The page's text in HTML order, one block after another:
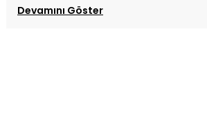
Devamını Göster